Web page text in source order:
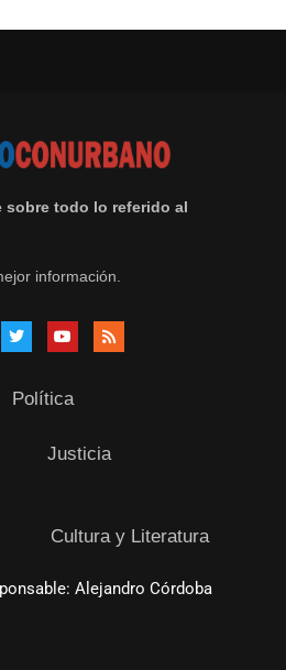
sobre todo lo referido al
información.
Política
Justicia
Cultura y Literatura
Alejandro Córdoba